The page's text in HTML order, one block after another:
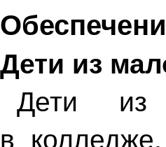
Дети из
Дети из
в